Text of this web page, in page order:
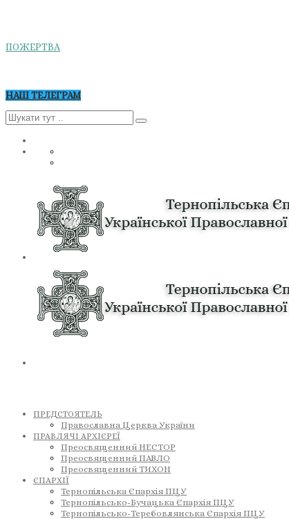
ПОЖЕРТВА
НАШ ТЕЛЕГРАМ
ПРЕДСТОЯТЕЛЬ
Православна Церква України
ПРАВЛЯЧІ АРХІЄРЕЇ
Преосвященний НЕСТОР
Преосвященний ПАВЛО
Преосвященний ТИХОН
ЄПАРХІЇ
Тернопільська Єпархія ПЦУ
Тернопільсько-Бучацька Єпархія ПЦУ
Тернопільсько-Теребовлянська Єпархія ПЦУ